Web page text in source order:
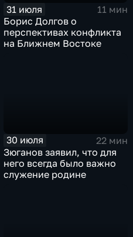
31 июля
11 мин
Борис Долгов о
перспективах конфликта
на Ближнем Востоке
30 июля
22 мин
Зюганов заявил, что для
него всегда было важно
служение родине